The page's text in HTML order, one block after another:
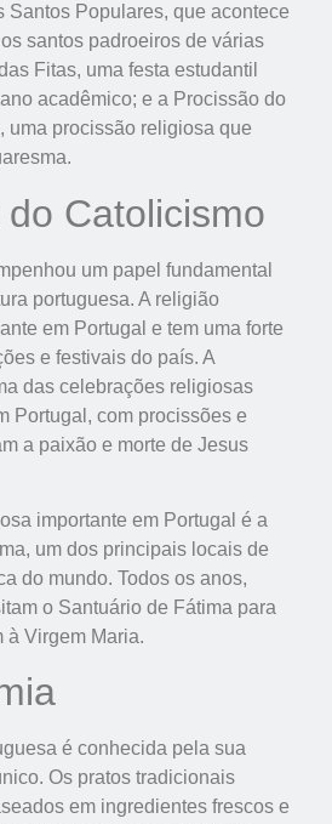
Santos Populares, que acontece
santos padroeiros de várias
Fitas, uma festa estudantil
acadêmico; e a Procissão do
uma procissão religiosa que
Catolicismo
um papel fundamental
portuguesa. A religião
em Portugal e tem uma forte
e festivais do país. A
das celebrações religiosas
Portugal, com procissões e
a paixão e morte de Jesus
importante em Portugal é a
um dos principais locais de
do mundo. Todos os anos,
o Santuário de Fátima para
à Virgem Maria.
é conhecida pela sua
Os pratos tradicionais
em ingredientes frescos e